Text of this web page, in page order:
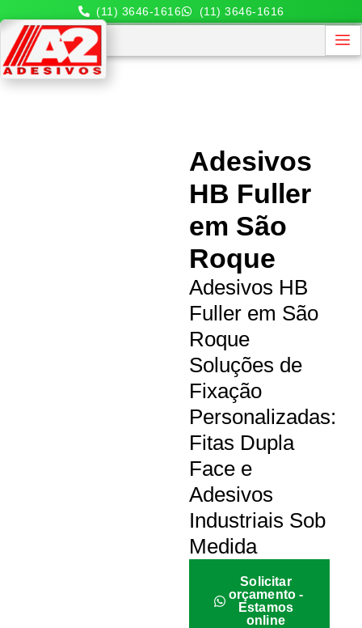
(11) 3646-1616 (11) 3646-1616
Adesivos
HB Fuller
em São
Roque
Adesivos HB
Fuller em São
Roque
Soluções de
Fixação
Personalizadas:
Fitas Dupla
Face e
Adesivos
Industriais Sob
Medida
Solicitar
orçamento -
Estamos
online